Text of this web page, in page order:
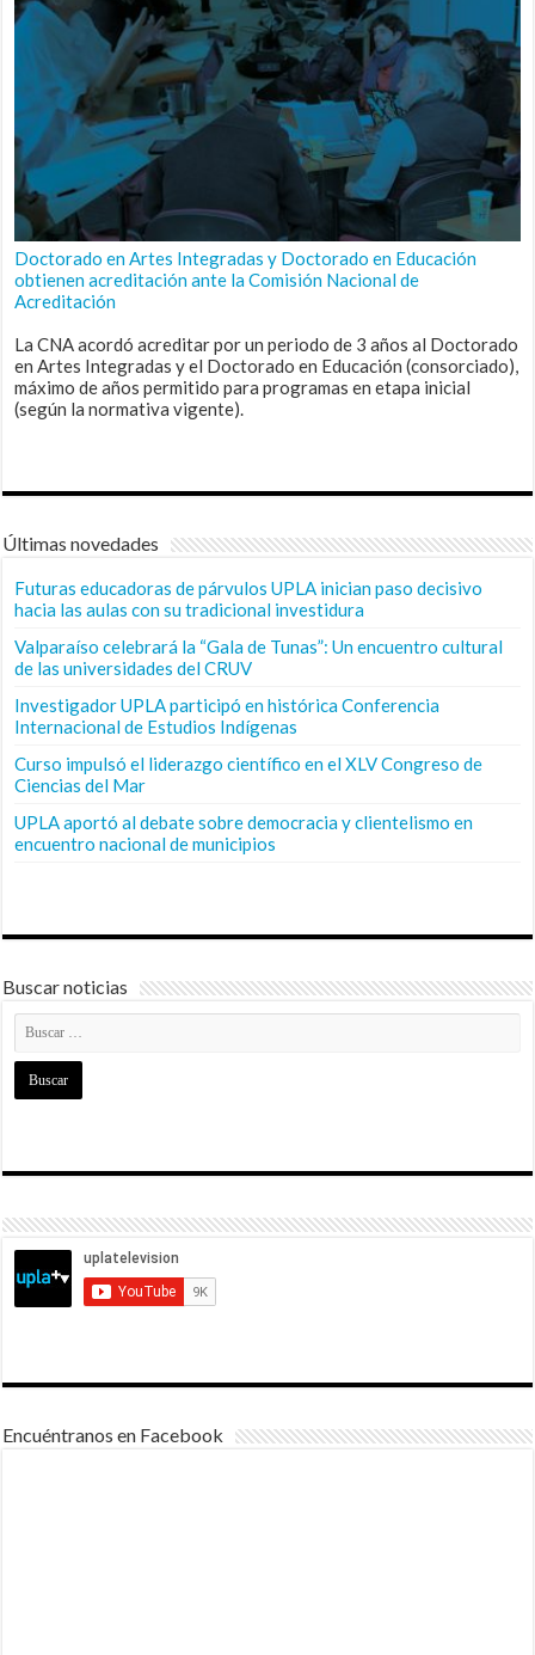
Doctorado en Artes Integradas y Doctorado en Educación
obtienen acreditación ante la Comisión Nacional de
Acreditación
La CNA acordó acreditar por un periodo de 3 años al Doctorado
en Artes Integradas y el Doctorado en Educación (consorciado),
máximo de años permitido para programas en etapa inicial
(según la normativa vigente).
Últimas novedades
Futuras educadoras de párvulos UPLA inician paso decisivo
hacia las aulas con su tradicional investidura
Valparaíso celebrará la “Gala de Tunas”: Un encuentro cultural
de las universidades del CRUV
Investigador UPLA participó en histórica Conferencia
Internacional de Estudios Indígenas
Curso impulsó el liderazgo científico en el XLV Congreso de
Ciencias del Mar
UPLA aportó al debate sobre democracia y clientelismo en
encuentro nacional de municipios
Buscar noticias
Encuéntranos en Facebook